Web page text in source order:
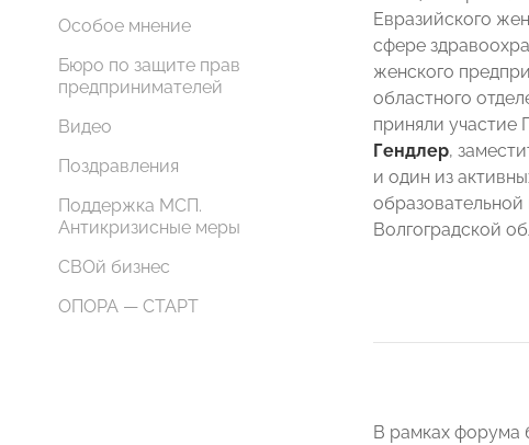
Особое мнение
Бюро по защите прав
предпринимателей
Видео
Поздравления
Поддержка МСП.
Антикризисные меры
СВОй бизнес
ОПОРА — СТАРТ
Евразийского
сфере
женского
областного
приняли участие
Гендлер,
и один из
Волгоградской
В рамках форума